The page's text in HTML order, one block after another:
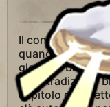
Il concetto di
quando la legge
globali. I
sulla tradizione
capitolo della